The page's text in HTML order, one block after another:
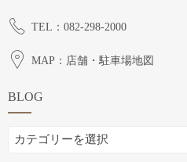
TEL：082-298-2000
MAP：店舗・駐車場地図
BLOG
BLOG